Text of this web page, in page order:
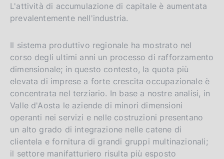
L'attività di accumulazione di capitale è aumentata
prevalentemente nell'industria.
Il sistema produttivo regionale ha mostrato nel
corso degli ultimi anni un processo di rafforzamento
dimensionale; in questo contesto, la quota più
elevata di imprese a forte crescita occupazionale è
concentrata nel terziario. In base a nostre analisi, in
Valle d'Aosta le aziende di minori dimensioni
operanti nei servizi e nelle costruzioni presentano
un alto grado di integrazione nelle catene di
clientela e fornitura di grandi gruppi multinazionali;
il settore manifatturiero risulta più esposto